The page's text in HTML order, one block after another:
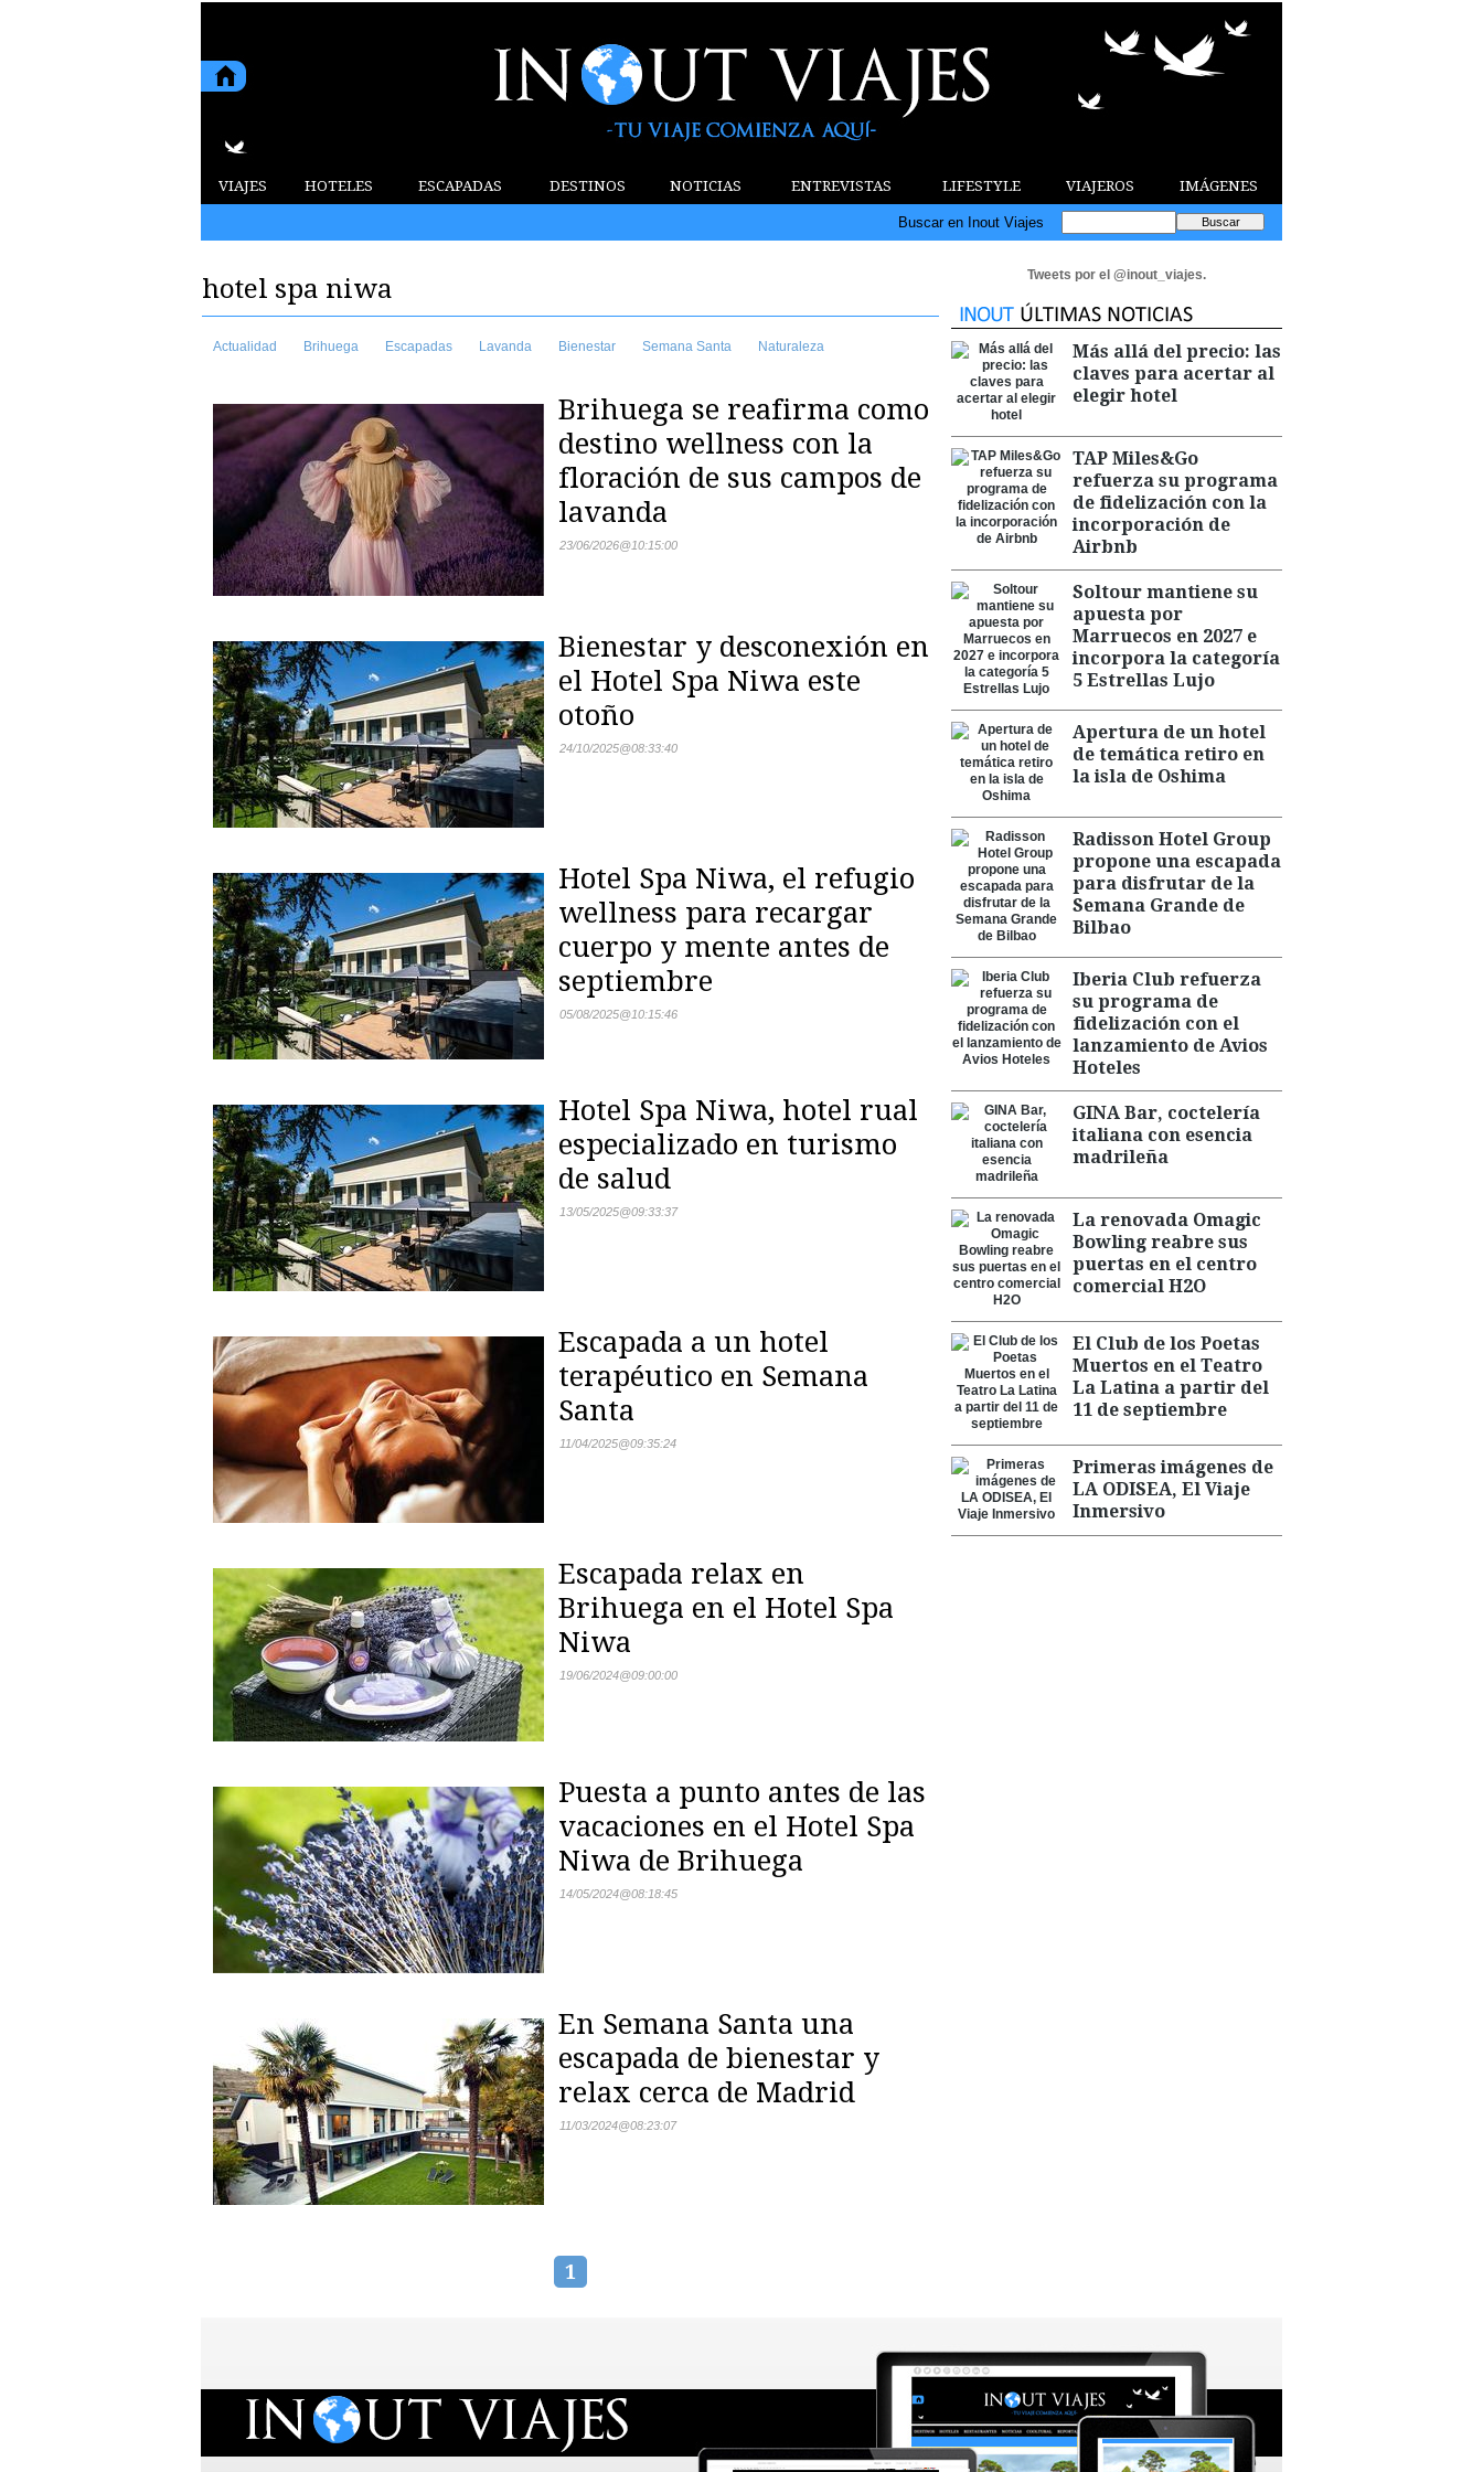
VIAJES HOTELES ESCAPADAS DESTINOS NOTICIAS ENTREVISTAS LIFESTYLE VIAJEROS IMÁGENES
Buscar en Inout Viajes
hotel spa niwa
Actualidad Brihuega Escapadas Lavanda Bienestar Semana Santa Naturaleza
Brihuega se reafirma como
destino wellness con la
floración de sus campos de
lavanda
23/06/2026@10:15:00
Bienestar y desconexión en
el Hotel Spa Niwa este
otoño
24/10/2025@08:33:40
Hotel Spa Niwa, el refugio
wellness para recargar
cuerpo y mente antes de
septiembre
05/08/2025@10:15:46
Hotel Spa Niwa, hotel rual
especializado en turismo
de salud
13/05/2025@09:33:37
Escapada a un hotel
terapéutico en Semana
Santa
11/04/2025@09:35:24
Escapada relax en
Brihuega en el Hotel Spa
Niwa
19/06/2024@09:00:00
Puesta a punto antes de las
vacaciones en el Hotel Spa
Niwa de Brihuega
14/05/2024@08:18:45
En Semana Santa una
escapada de bienestar y
relax cerca de Madrid
11/03/2024@08:23:07
1
Tweets por el @inout_viajes.
Más allá del precio: las
claves para acertar al
elegir hotel
TAP Miles&Go
refuerza su programa
de fidelización con la
incorporación de
Airbnb
Soltour mantiene su
apuesta por
Marruecos en 2027 e
incorpora la categoría
5 Estrellas Lujo
Apertura de un hotel
de temática retiro en
la isla de Oshima
Radisson Hotel Group
propone una escapada
para disfrutar de la
Semana Grande de
Bilbao
Iberia Club refuerza
su programa de
fidelización con el
lanzamiento de Avios
Hoteles
GINA Bar, coctelería
italiana con esencia
madrileña
La renovada Omagic
Bowling reabre sus
puertas en el centro
comercial H2O
El Club de los Poetas
Muertos en el Teatro
La Latina a partir del
11 de septiembre
Primeras imágenes de
LA ODISEA, El Viaje
Inmersivo